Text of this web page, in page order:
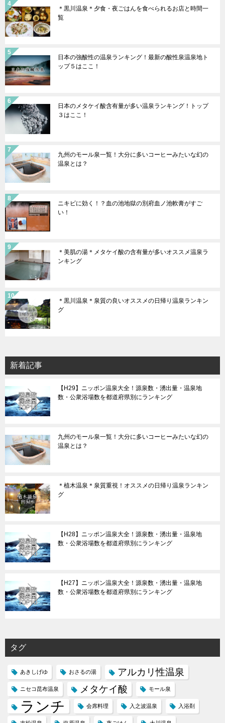
＊黒川温泉＊夕食・夜ごはんを食べられるお店と時間一
覧
日本の強酸性の温泉ランキング！最新の酸性泉温泉地ト
ップ５はここ！
日本のメタケイ酸含有量が多い温泉ランキング！トップ
３はここ！
九州のモール泉一覧！大分に多いコーヒーみたいな幻の
温泉とは？
ニキビに効く！？血の池地獄の別府血ノ池軟膏がすご
い！
＊美肌の湯＊メタケイ酸の含有量が多いオススメ温泉ラ
ンキング
＊黒川温泉＊泉質の良いオススメの日帰り温泉ランキン
グ
新着記事
【H29】ニッポン温泉大全！源泉数・湧出量・温泉地
数・公衆浴場数を都道府県別にランキング
九州のモール泉一覧！大分に多いコーヒーみたいな幻の
温泉とは？
＊植木温泉＊泉質重視！オススメの日帰り温泉ランキン
グ
【H28】ニッポン温泉大全！源泉数・湧出量・温泉地
数・公衆浴場数を都道府県別にランキング
【H27】ニッポン温泉大全！源泉数・湧出量・温泉地
数・公衆浴場数を都道府県別にランキング
タグ
あきしげゆ おさるの湯 アルカリ性温泉
ニセコ昆布温泉 メタケイ酸 モール泉
ランチ 会席料理 入之波温泉 入浴剤